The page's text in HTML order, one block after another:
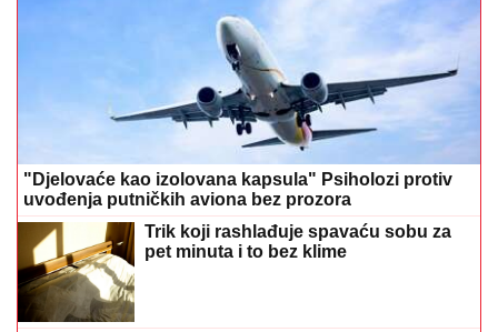
"Djelovaće kao izolovana kapsula" Psiholozi protiv
uvođenja putničkih aviona bez prozora
Trik koji rashlađuje spavaću sobu za
pet minuta i to bez klime